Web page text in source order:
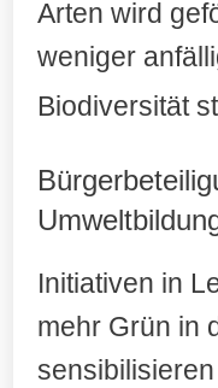
Arten wird
weniger
Biodiversität
Initiativen in
mehr Grün in